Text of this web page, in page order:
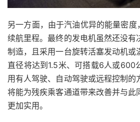
另一方面，由于汽油优异的能量密
续航里程。最终的发电机虽然还没有
制造，且采用一台旋转活塞发动机或
直径将达到1.5米、可搭载6人或600
用有人驾驶、自动驾驶或远程控制的
将能为残疾乘客通道带来改善并与此
更加实用。